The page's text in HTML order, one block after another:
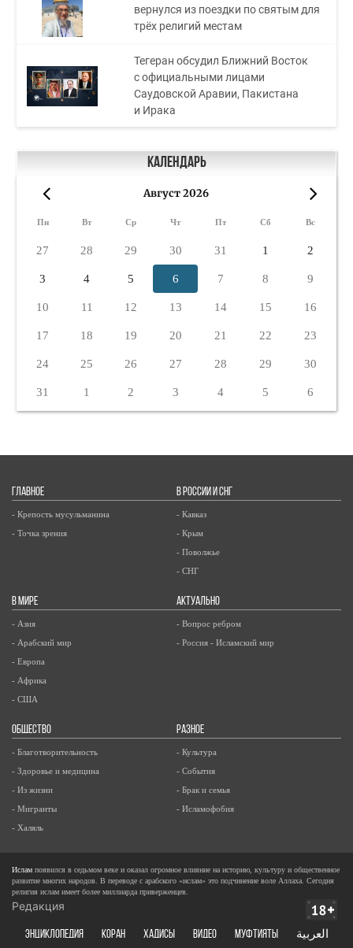
вернулся из поездки по святым для
трёх религий местам
Тегеран обсудил Ближний Восток
с официальными лицами
Саудовской Аравии, Пакистана
и Ирака
Календарь
Август 2026
Пн Вт Ср Чт Пт Сб Вс
27 28 29 30 31 1 2
3 4 5 6 7 8 9
10 11 12 13 14 15 16
17 18 19 20 21 22 23
24 25 26 27 28 29 30
31 1 2 3 4 5 6
ГЛАВНОЕ
- Крепость мусульманина
- Точка зрения
В РОССИИ И СНГ
- Кавказ
- Крым
- Поволжье
- СНГ
В МИРЕ
- Азия
- Арабский мир
- Европа
- Африка
- США
АКТУАЛЬНО
- Вопрос ребром
- Россия - Исламский мир
ОБЩЕСТВО
- Благотворительность
- Здоровье и медицина
- Из жизни
- Мигранты
- Халяль
РАЗНОЕ
- Культура
- События
- Брак и семья
- Исламофобия
Ислам появился в седьмом веке и оказал огромное влияние на историю, культуру и общественное
развитие многих народов. В переводе с арабского «ислам» это подчинение воле Аллаха. Сегодня
религия ислам имеет более миллиарда приверженцев.
Редакция
ЭНЦИКЛОПЕДИЯ КОРАН ХАДИСЫ ВИДЕО Муфтияты العربية